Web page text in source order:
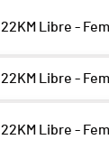
22KM Libre -
22KM Libre -
22KM Libre -